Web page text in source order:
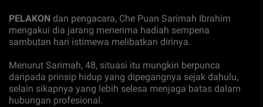
PELAKON dan pengacara, Che Puan Sarimah Ibrahim
mengakui dia jarang menerima hadiah sempena
sambutan hari istimewa melibatkan dirinya.
Menurut Sarimah, 48, situasi itu mungkin berpunca
daripada prinsip hidup yang dipegangnya sejak dahulu,
selain sikapnya yang lebih selesa menjaga batas dalam
hubungan profesional.